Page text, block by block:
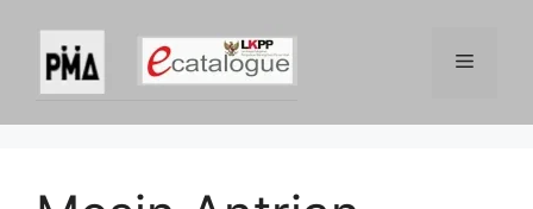
content
Menu